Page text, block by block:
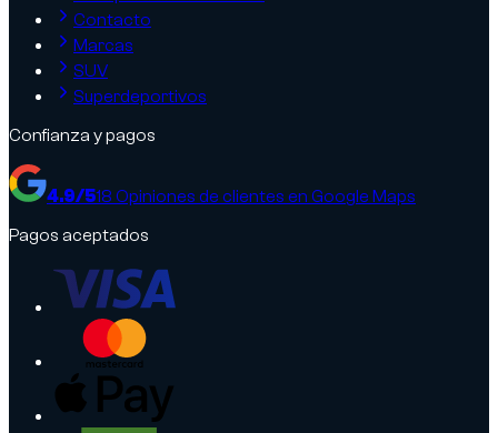
Contacto
Marcas
SUV
Superdeportivos
Confianza y pagos
4.9/518 Opiniones de clientes en Google Maps
Pagos aceptados